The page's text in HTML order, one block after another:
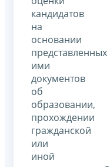
кандидатов
на
основании
представленных
ими
документов
об
образовании,
прохождении
гражданской
или
иной